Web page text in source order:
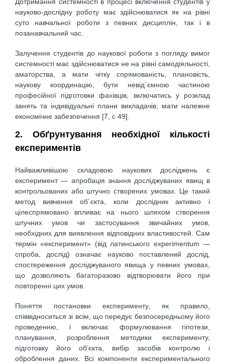
науково-дослідну роботу має здійснюватися як на рівні
суто навчальної роботи з певних дисциплін, так і в
позанавчальний час.
Залучення студентів до наукової роботи з погляду вимог
системності має здійснюватися не на рівні самодіяльності,
аматорства, а мати чітку спрямованість, плановість,
наукову координацію, бути невід´ємною частиною
професійної підготовки фахівців, включатись у розклад
занять та індивідуальні плани викладачів, мати належне
економічне забезпечення [7, c 49].
2. Обґрунтування необхідної кількості
експериментів
Найважливішою складовою наукових досліджень є
експеримент — апробація знання досліджуваних явищ в
контрольованих або штучно створених умовах. Це такий
метод вивчення об´єкта, коли дослідник активно і
цілеспрямовано впливає на нього шляхом створення
штучних умов чи застосування звичайних умов,
необхідних для виявлення відповідних властивостей. Сам
термін «експеримент» (від латинського experimentum —
спроба, дослід) означає науково поставлений дослід,
спостереження досліджуваного явища у певних умовах,
що дозволяють багаторазово відтворювати його при
повторенні цих умов.
Поняття постановки експерименту, як правило,
співвідноситься зі всім, що передує безпосередньому його
проведенню, і включає формулювання гіпотези,
планування, розроблення методики експерименту,
підготовку його об’єкта, вибір засобів контролю і
оброблення даних. Всі компоненти експериментального